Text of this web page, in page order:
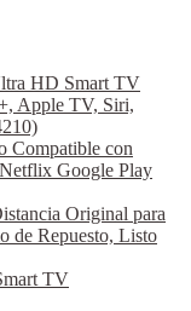
HD Smart TV
Apple TV, Siri,
Compatible con
Google Play
Original para
de Repuesto, Listo
TV